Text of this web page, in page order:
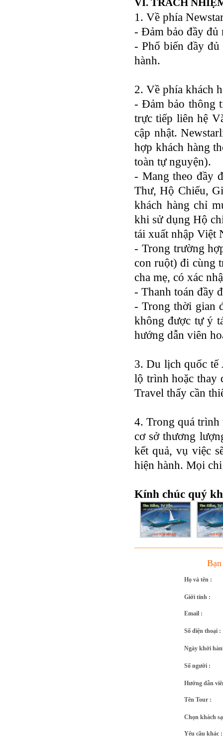
VI. TRÁCH
1. Về phía
- Đảm bảo đầy đủ
- Phổ biến đầy
hành.
2. Về phía khách
- Đảm bảo thông
trực tiếp liên hệ
cập nhật.
hợp khách hàng
toàn tự nguyện).
- Mang theo đầy
Thư, Hộ Chiếu,
khách hàng chỉ
khi sử dụng Hộ
tái xuất nhập Việt
- Trong trường
con ruột) đi cùng
cha mẹ, có xác
- Thanh toán đầy
- Trong thời gian
không được tự ý
hướng dẫn viên
3. Du lịch quốc
lộ trình hoặc thay
Travel thấy cần
4. Trong quá trình
cơ sở thương
kết quả, vụ việc
hiện hành. Mọi
Kính chúc quý
Họ và tên :
Giới tính :
Email :
Số điện thoại :
Ngày khởi
Số người :
Hướng dẫn
Tên Tour :
Chọn khách
Yêu cầu khác :